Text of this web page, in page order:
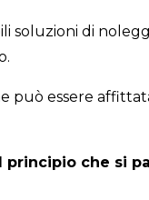
soluzioni di
può essere
che si